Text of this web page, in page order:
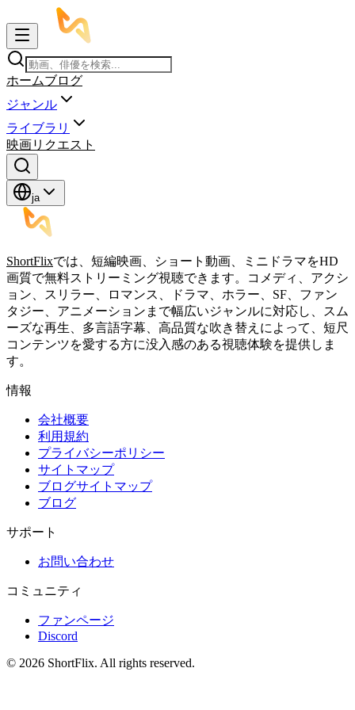
ホームブログ
ジャンル
ライブラリ
映画リクエスト
ja
ShortFlixでは、短編映画、ショート動画、ミニドラマをHD
画質で無料ストリーミング視聴できます。コメディ、アクシ
ョン、スリラー、ロマンス、ドラマ、ホラー、SF、ファン
タジー、アニメーションまで幅広いジャンルに対応し、スム
ーズな再生、多言語字幕、高品質な吹き替えによって、短尺
コンテンツを愛する方に没入感のある視聴体験を提供しま
す。
情報
会社概要
利用規約
プライバシーポリシー
サイトマップ
ブログサイトマップ
ブログ
サポート
お問い合わせ
コミュニティ
ファンページ
Discord
© 2026 ShortFlix. All rights reserved.